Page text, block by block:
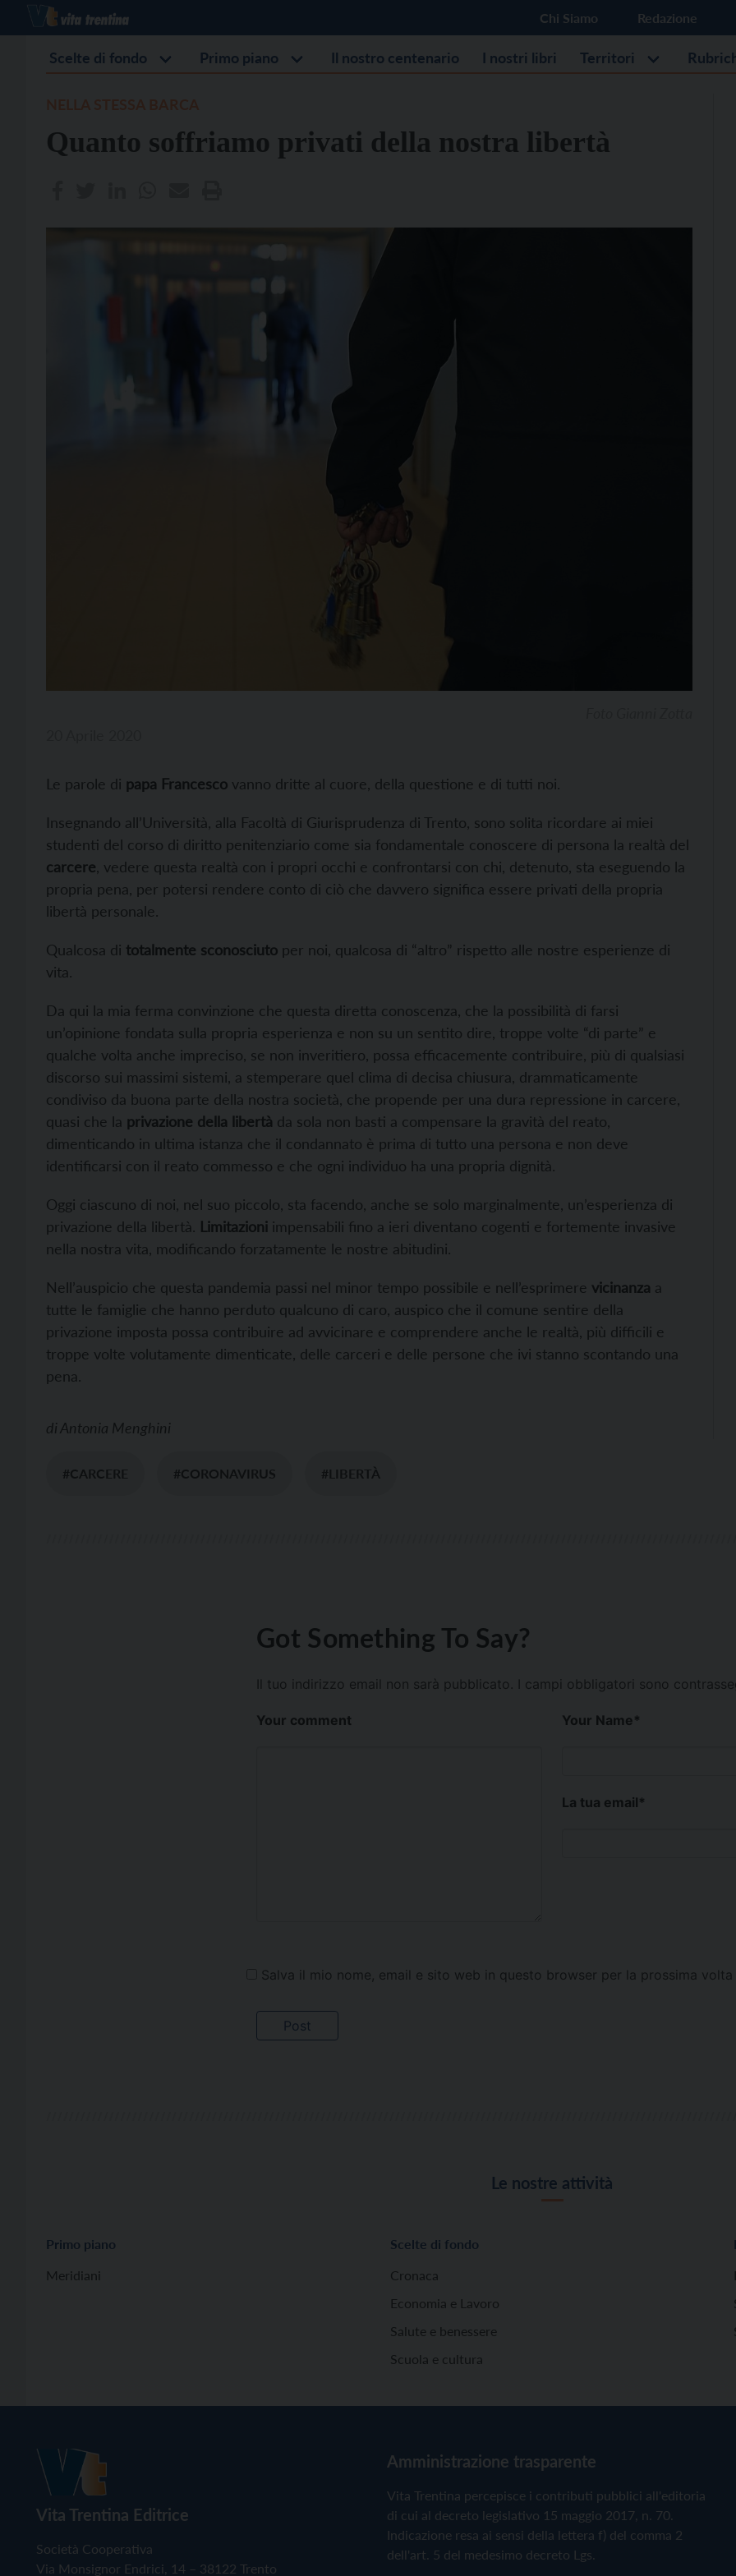
Chi Siamo Redazione
Scelte di fondo Primo piano Il nostro centenario I nostri libri Territori
Quanto soffriamo privati della nostra libertà
Le parole di papa Francesco vanno dritte al cuore, della questione e di tutti noi.
Insegnando all’Università, alla Facoltà di Giurisprudenza di Trento, sono solita ricordare ai miei
studenti del corso di diritto penitenziario come sia fondamentale conoscere di persona la realtà del
carcere , vedere questa realtà con i propri occhi e confrontarsi con chi, detenuto, sta eseguendo la
propria pena, per potersi rendere conto di ciò che davvero significa essere privati della propria
libertà personale.
Qualcosa di totalmente sconosciuto per noi, qualcosa di “altro” rispetto alle nostre esperienze di
vita.
Da qui la mia ferma convinzione che questa diretta conoscenza, che la possibilità di farsi
un’opinione fondata sulla propria esperienza e non su un sentito dire, troppe volte “di parte” e
qualche volta anche impreciso, se non inveritiero, possa efficacemente contribuire, più di qualsiasi
discorso sui massimi sistemi, a stemperare quel clima di decisa chiusura, drammaticamente
condiviso da buona parte della nostra società, che propende per una dura repressione in carcere,
quasi che la privazione della libertà da sola non basti a compensare la gravità del reato,
dimenticando in ultima istanza che il condannato è prima di tutto una persona e non deve
identificarsi con il reato commesso e che ogni individuo ha una propria dignità.
Oggi ciascuno di noi, nel suo piccolo, sta facendo, anche se solo marginalmente, un’esperienza di
privazione della libertà. Limitazioni impensabili fino a ieri diventano cogenti e fortemente invasive
nella nostra vita, modificando forzatamente le nostre abitudini.
Nell’auspicio che questa pandemia passi nel minor tempo possibile e nell’esprimere vicinanza a
tutte le famiglie che hanno perduto qualcuno di caro, auspico che il comune sentire della
privazione imposta possa contribuire ad avvicinare e comprendere anche le realtà, più difficili e
troppe volte volutamente dimenticate, delle carceri e delle persone che ivi stanno scontando una
pena.
diAntonia Menghini
#CARCERE #CORONAVIRUS #LIBERTÀ
Got Something To Say?
Il tuo indirizzo email non sarà pubblicato. I campi obbligatori sono
Your comment Your Name*
La tua email*
Salva il mio nome, email e sito web in questo browser per la prossima
Le nostre attività
Primo piano
Meridiani
Scelte di fondo
Cronaca
Economia e Lavoro
Salute e benessere
Scuola e cultura
Vita Trentina Editrice
Società Cooperativa
Via Monsignor Endrici, 14 – 38122 Trento
Amministrazione trasparente
Vita Trentina percepisce i contributi pubblici all'editoria
di cui al decreto legislativo 15 maggio 2017, n. 70.
Indicazione resa ai sensi della lettera f) del comma 2
dell'art. 5 del medesimo decreto Lgs.